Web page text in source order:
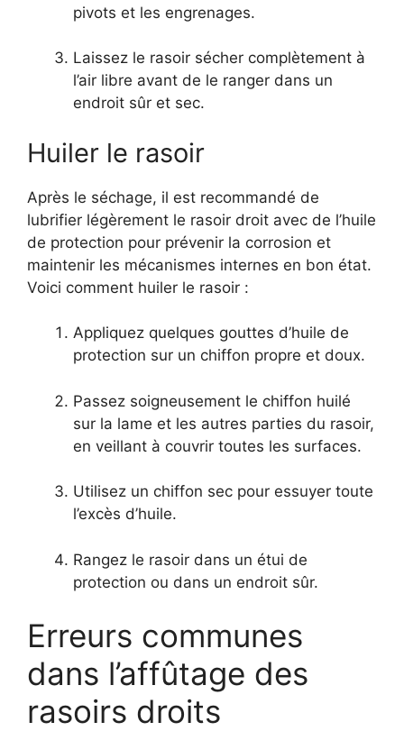
pivots et les engrenages.
Laissez le rasoir sécher complètement à
l’air libre avant de le ranger dans un
endroit sûr et sec.
Huiler le rasoir
Après le séchage, il est recommandé de
lubrifier légèrement le rasoir droit avec de l’huile
de protection pour prévenir la corrosion et
maintenir les mécanismes internes en bon état.
Voici comment huiler le rasoir :
Appliquez quelques gouttes d’huile de
protection sur un chiffon propre et doux.
Passez soigneusement le chiffon huilé
sur la lame et les autres parties du rasoir,
en veillant à couvrir toutes les surfaces.
Utilisez un chiffon sec pour essuyer toute
l’excès d’huile.
Rangez le rasoir dans un étui de
protection ou dans un endroit sûr.
Erreurs communes
dans l’affûtage des
rasoirs droits